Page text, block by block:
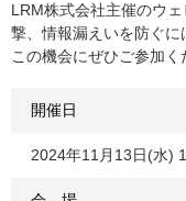
LRM株式会社主催のウ
撃、情報漏えいを防ぐに
この機会にぜひご参加く
開催日
2024年11月13日(水)